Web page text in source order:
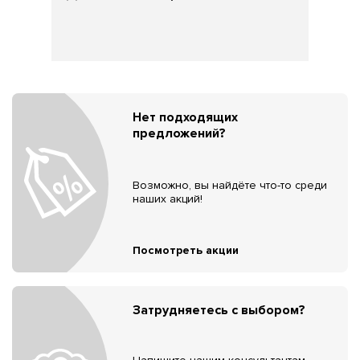
Нет подходящих
предложений?
Возможно, вы найдёте что-то среди
наших акций!
Посмотреть акции
Затрудняетесь с выбором?